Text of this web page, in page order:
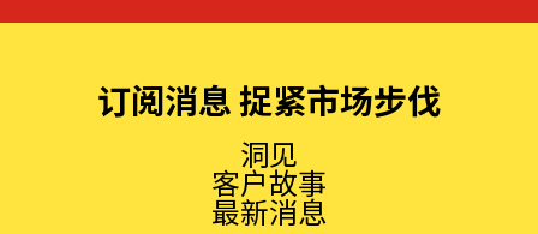
订阅消息 捉紧市场步伐
洞见
客户故事
最新消息